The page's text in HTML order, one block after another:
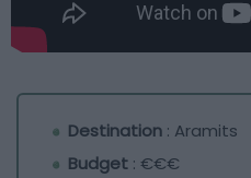
Destination : Aramits
Budget : €€€